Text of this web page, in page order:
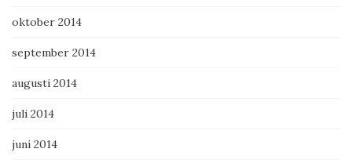
oktober 2014
september 2014
augusti 2014
juli 2014
juni 2014